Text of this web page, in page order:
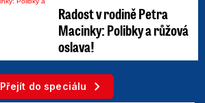
Radost v rodině Petra
Macinky: Polibky a růžová
oslava!
Přejít do speciálu